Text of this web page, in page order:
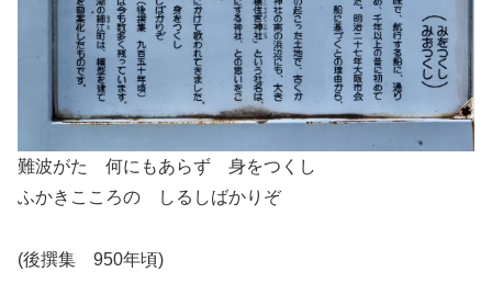
難波がた 何にもあらず 身をつくし
ふかきこころの しるしばかりぞ
(後撰集 950年頃)